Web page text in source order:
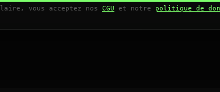
vous acceptez nos CGU et notre politique de